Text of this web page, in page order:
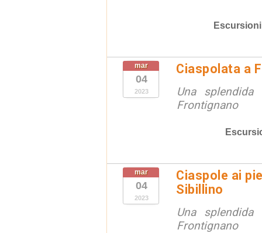
Escursioni
mar
04
2023
Ciaspolata a
Una
Frontignano
mar
04
2023
Ciaspole ai
Sibillino
Una
Frontignano